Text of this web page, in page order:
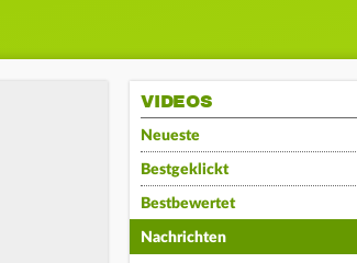
VIDEOS
Neueste
Bestgeklickt
Bestbewertet
Nachrichten